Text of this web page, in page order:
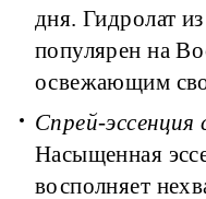
дня. Гидролат
популярен на
освежающим
Спрей-
Насыщенная
восполняет